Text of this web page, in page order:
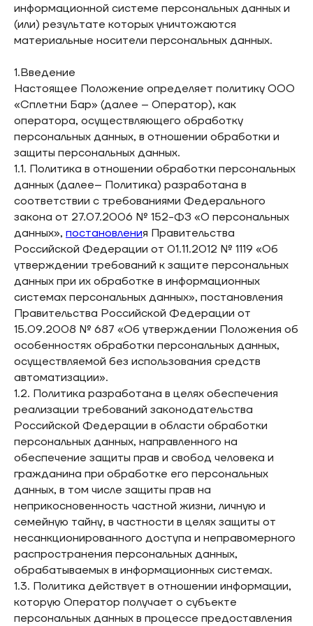
информационной системе персональных данных и
(или) результате которых уничтожаются
материальные носители персональных данных.
1.Введение
Настоящее Положение определяет политику ООО
«Сплетни Бар» (далее – Оператор), как
оператора, осуществляющего обработку
персональных данных, в отношении обработки и
защиты персональных данных.
1.1. Политика в отношении обработки персональных
данных (далее– Политика) разработана в
соответствии с требованиями Федерального
закона от 27.07.2006 № 152-ФЗ «О персональных
данных», постановления Правительства
Российской Федерации от 01.11.2012 № 1119 «Об
утверждении требований к защите персональных
данных при их обработке в информационных
системах персональных данных», постановления
Правительства Российской Федерации от
15.09.2008 № 687 «Об утверждении Положения об
особенностях обработки персональных данных,
осуществляемой без использования средств
автоматизации».
1.2. Политика разработана в целях обеспечения
реализации требований законодательства
Российской Федерации в области обработки
персональных данных, направленного на
обеспечение защиты прав и свобод человека и
гражданина при обработке его персональных
данных, в том числе защиты прав на
неприкосновенность частной жизни, личную и
семейную тайну, в частности в целях защиты от
несанкционированного доступа и неправомерного
распространения персональных данных,
обрабатываемых в информационных системах.
1.3. Политика действует в отношении информации,
которую Оператор получает о субъекте
персональных данных в процессе предоставления